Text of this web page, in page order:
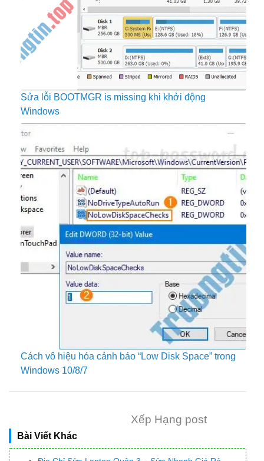
Sửa lỗi BOOTMGR is missing khi khởi động
Windows
Cách vô hiệu hóa cảnh báo “Low Disk Space” trong
Windows 10/8/7
Xếp Hạng post
Bài Viết Khác